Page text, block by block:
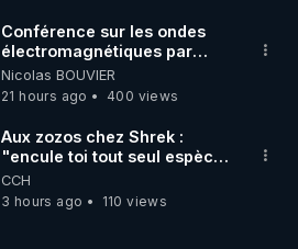
Conférence sur les ondes
électromagnétiques par
Grégoire Caustru et Bart de
Wever !
Nicolas BOUVIER
21 hours ago
400 views
Aux zozos chez Shrek :
"encule toi tout seul espèce
de mal polish"
CCH
3 hours ago
110 views